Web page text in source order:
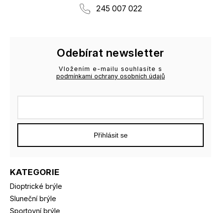
245 007 022
KATEGORIE
Dioptrické brýle
Sluneční brýle
Sportovní brýle
Odebírat newsletter
Vložením e-mailu souhlasíte s
podmínkami ochrany osobních údajů
Přihlásit se